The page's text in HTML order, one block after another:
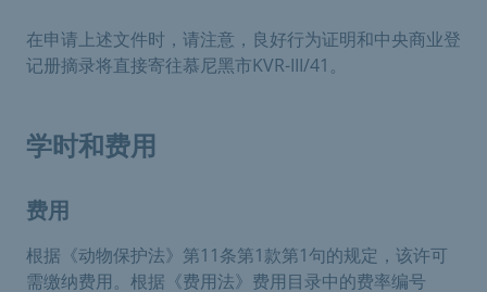
在申请上述文件时，请注意，良好行为证明和中央商业登
记册摘录将直接寄往慕尼黑市KVR-III/41。
学时和费用
费用
根据《动物保护法》第11条第1款第1句的规定，该许可
需缴纳费用。根据《费用法》费用目录中的费率编号